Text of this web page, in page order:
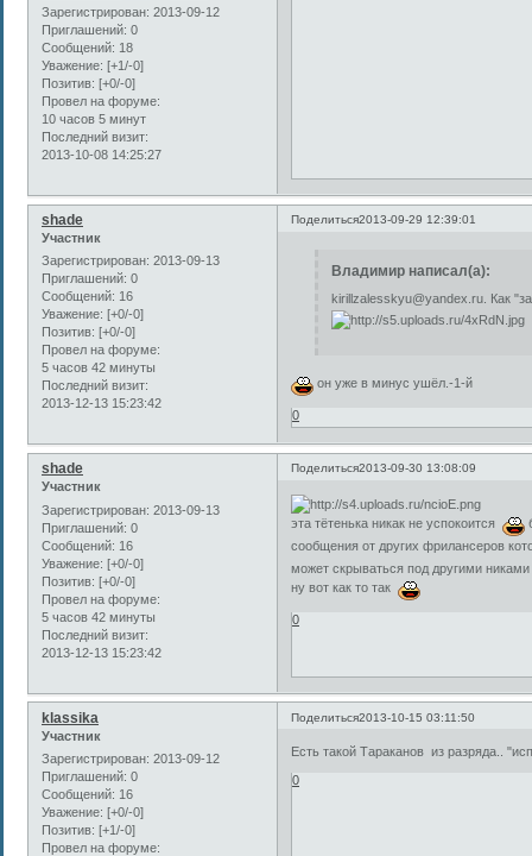
Зарегистрирован: 2013-09-12
Приглашений: 0
Сообщений: 18
Уважение: [+1/-0]
Позитив: [+0/-0]
Провел на форуме:
10 часов 5 минут
Последний визит:
2013-10-08 14:25:27
Поделиться2013-09-29 12:39:01
shade
Участник
Зарегистрирован: 2013-09-13
Приглашений: 0
Сообщений: 16
Уважение: [+0/-0]
Позитив: [+0/-0]
Провел на форуме:
5 часов 42 минуты
Последний визит:
2013-12-13 15:23:42
Владимир написал(а):
kirillzalesskyu@yandex.ru. Как
он уже в минус ушёл.-1-й
0
Поделиться2013-09-30 13:08:09
shade
Участник
Зарегистрирован: 2013-09-13
Приглашений: 0
Сообщений: 16
Уважение: [+0/-0]
Позитив: [+0/-0]
Провел на форуме:
5 часов 42 минуты
Последний визит:
2013-12-13 15:23:42
эта тётенька никак не успокоится
сообщения от других фрилансеров
может скрываться под другими никами
ну вот как то так
0
Поделиться2013-10-15 03:11:50
klassika
Участник
Зарегистрирован: 2013-09-12
Приглашений: 0
Сообщений: 16
Уважение: [+0/-0]
Позитив: [+1/-0]
Провел на форуме:
Есть такой Тараканов из разряда..
0